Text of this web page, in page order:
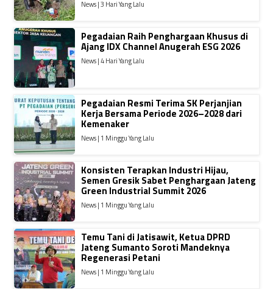
News | 3 Hari Yang Lalu
Pegadaian Raih Penghargaan Khusus di
Ajang IDX Channel Anugerah ESG 2026
News | 4 Hari Yang Lalu
Pegadaian Resmi Terima SK Perjanjian
Kerja Bersama Periode 2026–2028 dari
Kemenaker
News | 1 Minggu Yang Lalu
Konsisten Terapkan Industri Hijau,
Semen Gresik Sabet Penghargaan Jateng
Green Industrial Summit 2026
News | 1 Minggu Yang Lalu
Temu Tani di Jatisawit, Ketua DPRD
Jateng Sumanto Soroti Mandeknya
Regenerasi Petani
News | 1 Minggu Yang Lalu